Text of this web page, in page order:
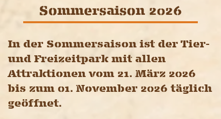
Sommersaison 2026
In der Sommersaison ist der Tier-
und Freizeitpark mit allen
Attraktionen vom 21. März 2026
bis zum 01. November 2026 täglich
geöffnet.